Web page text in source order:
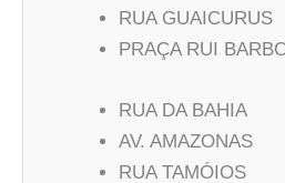
RUA GUAICURUS
PRAÇA RUI
RUA DA BAHIA
AV. AMAZONAS
RUA TAMÓIOS